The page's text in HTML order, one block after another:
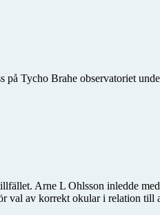
på Tycho Brahe observatoriet
Arne L Ohlsson inledde
val av korrekt okular i relation till